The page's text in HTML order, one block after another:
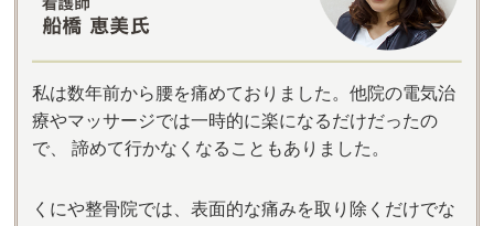
私は数年前から腰を痛めておりました。他院の電気治
療やマッサージでは一時的に楽になるだけだったの
で、 諦めて行かなくなることもありました。
くにや整骨院では、表面的な痛みを取り除くだけでな